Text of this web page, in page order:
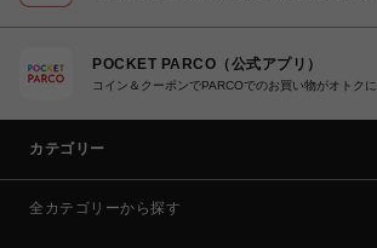
POCKET PARCO（公式アプリ）
コイン＆クーポンでPARCOでのお買い物がオトクに
カテゴリー
全カテゴリーから探す